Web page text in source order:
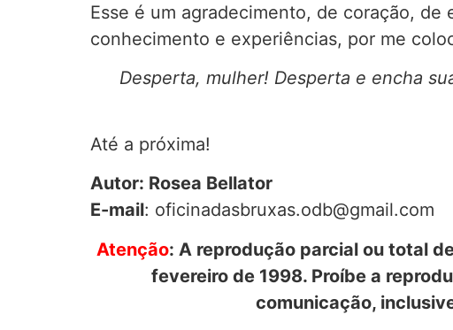
Esse é um agradecimento, de coração,
conhecimento e experiências, por me
Desperta, mulher! Desperta e encha
Até a próxima!
Autor: Rosea Bellator
E-mail: oficinadasbruxas.odb@gmail.com
Atenção: A reprodução parcial ou total
fevereiro de 1998. Proíbe a
comunicação,